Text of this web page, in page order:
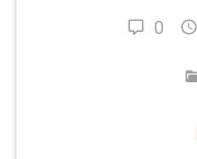
0